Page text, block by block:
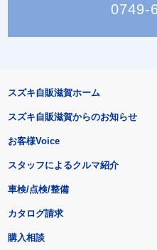
0749-
スズキ自販滋賀ホーム
スズキ自販滋賀からのお知らせ
お客様Voice
スタッフによるクルマ紹介
車検/点検/整備
カタログ請求
購入相談